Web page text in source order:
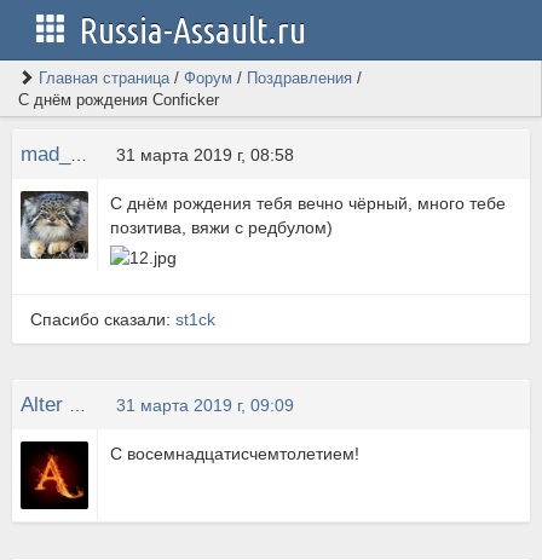
Russia-Assault.ru
Главная страница/ Форум / Поздравления /
С днём рождения Conficker
31 марта 2019 г, 08:58
С днём рождения тебя вечно чёрный, много тебе
позитива, вяжи с редбулом)
Спасибо сказали: st1ck
31 марта 2019 г, 09:09
С восемнадцатисчемтолетием!